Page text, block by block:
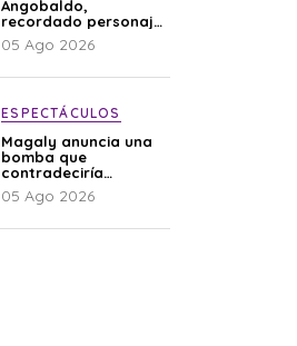
Angobaldo,
recordado personaje
de la farándula y
expareja de Shirley
05 Ago 2026
ESPECTÁCULOS
Magaly anuncia una
bomba que
contradeciría
comunicado de La
Bella Luz: “Hay un
05 Ago 2026